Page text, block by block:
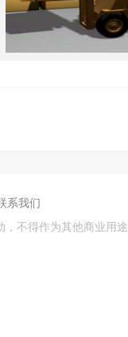
系我们
不得作为其他商业用